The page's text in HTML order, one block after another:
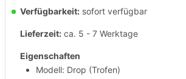
Verfügbarkeit: sofort verfügbar
Lieferzeit: ca. 5 - 7 Werktage
Eigenschaften
Modell: Drop (Trofen)